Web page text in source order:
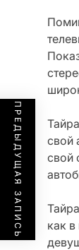
свой
свой
как
ПРЕДЫДУЩАЯ ЗАПИСЬ